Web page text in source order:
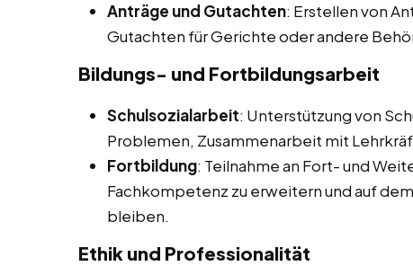
Anträge und Gutachten: Erstellen von
Gutachten für Gerichte oder andere
Bildungs- und Fortbildungsarbeit
Schulsozialarbeit: Unterstützung von
Problemen, Zusammenarbeit mit
Fortbildung: Teilnahme an Fort- und
Fachkompetenz zu erweitern und auf
bleiben.
Ethik und Professionalität